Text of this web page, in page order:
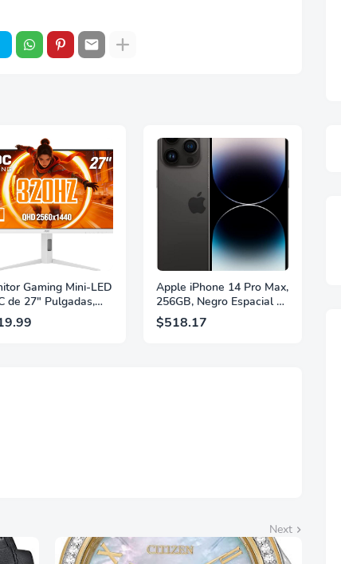
Gaming Mini-LED
de 27" Pulgadas,
2560×1440, 320Hz,
GtG, DisplayHDR,
Apple iPhone 14 Pro Max,
256GB, Negro Espacial -
Desbloqueado
(Renovado)
$518.17
Next